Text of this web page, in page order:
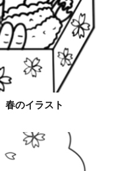
のイラスト